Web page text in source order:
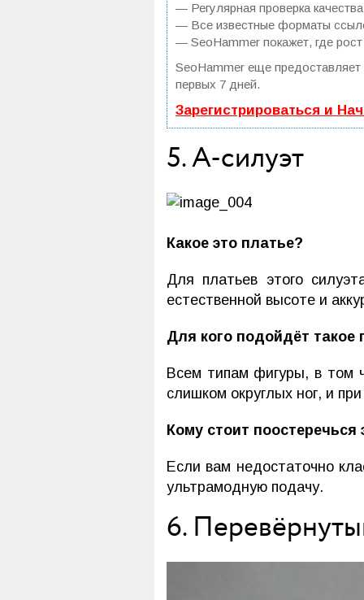
— Регулярная проверка
— Все известные форматы
— SeoHammer покажет, где
SeoHammer еще
первых 7 дней.
Зарегистрироваться и
5. А-силуэт
Какое это платье?
Для платьев этого
естественной высоте и
Для кого подойдёт такое
Всем типам фигуры, в том
слишком округлых ног, и
Кому стоит поостеречься
Если вам недостаточно
ультрамодную подачу.
6.